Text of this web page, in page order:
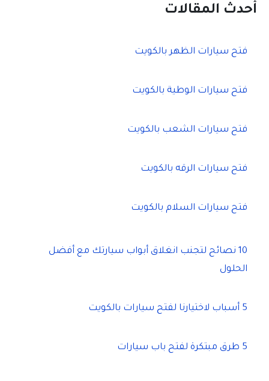
حأحدث المقالات
فتح سيارات الظهر بالكويت
فتح سيارات الوطية بالكويت
فتح سيارات الشعب بالكويت
فتح سيارات الرقه بالكويت
فتح سيارات السلام بالكويت
10 نصائح لتجنب انغلاق أبواب سيارتك مع أفضل
الحلول
5 أسباب لاختيارنا لفتح سيارات بالكويت
5 طرق مبتكرة لفتح باب سيارات